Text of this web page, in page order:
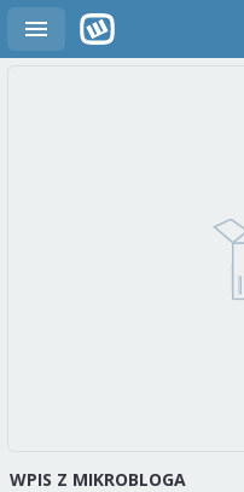
WPIS Z MIKROBLOGA